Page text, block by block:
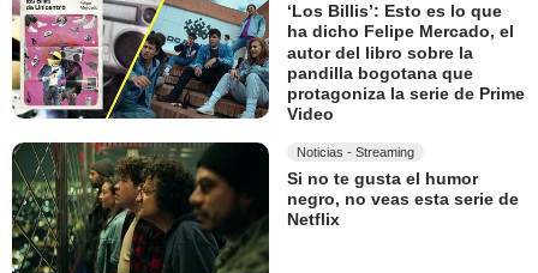
‘Los Billis’: Esto es lo que
ha dicho Felipe Mercado, el
autor del libro sobre la
pandilla bogotana que
protagoniza la serie de Prime
Video
Noticias - Streaming
Si no te gusta el humor
negro, no veas esta serie de
Netflix